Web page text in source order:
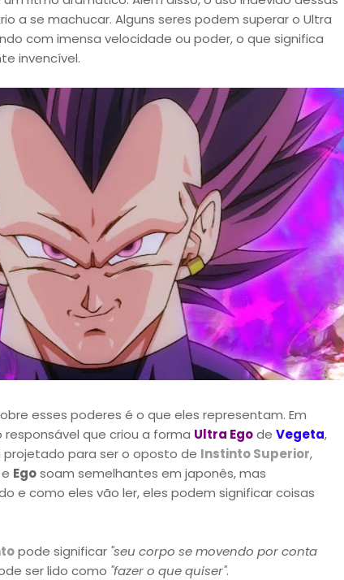
a se machucar. Alguns seres podem superar o Ultra
com imensa velocidade ou poder, o que significa
invencível.
esses poderes é o que eles representam. Em
responsável que criou a forma Ultra Egode Vegeta,
projetado para ser o oposto de Instinto Superior,
e Egosoam semelhantes em japonês, mas
e como eles vão ler, eles podem significar coisas
pode significar "seu corpo se movendo por conta
ser lido como "fazer o que quiser".